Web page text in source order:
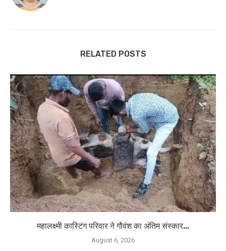
RELATED POSTS
महालक्ष्मी कास्टिंग परिवार ने गौवंश का अंतिम संस्कार...
August 6, 2026